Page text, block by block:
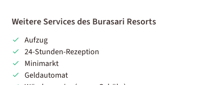
Weitere Services des Burasari Resorts
Aufzug
24-Stunden-Rezeption
Minimarkt
Geldautomat